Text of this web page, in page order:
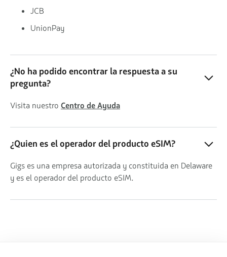
JCB
UnionPay
¿No ha podido encontrar la respuesta a su
pregunta?
Visita nuestro Centro de Ayuda
¿Quien es el operador del producto eSIM?
Gigs es una empresa autorizada y constituida en Delaware
y es el operador del producto eSIM.